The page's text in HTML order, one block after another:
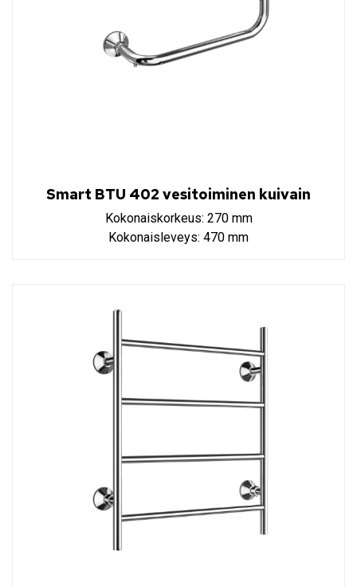
Smart BTU 402 vesitoiminen kuivain
Kokonaiskorkeus: 270 mm
Kokonaisleveys: 470 mm